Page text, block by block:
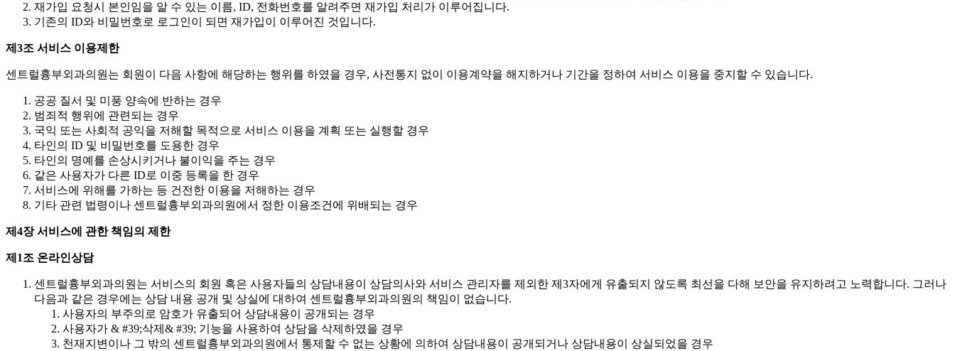
재가입 요청시 본인임을 알 수 있는 이름, ID, 전화번호를 알려주면 재가입 처리가 이루어집니다.
기존의 ID와 비밀번호로 로그인이 되면 재가입이 이루어진 것입니다.
제3조 서비스 이용제한
센트럴흉부외과의원는 회원이 다음 사항에 해당하는 행위를 하였을 경우, 사전통지 없이 이용계약을 해지하거나 기간을 정하여 서비스 이용을 중지할 수 있습니다.
공공 질서 및 미풍 양속에 반하는 경우
범죄적 행위에 관련되는 경우
국익 또는 사회적 공익을 저해할 목적으로 서비스 이용을 계획 또는 실행할 경우
타인의 ID 및 비밀번호를 도용한 경우
타인의 명예를 손상시키거나 불이익을 주는 경우
같은 사용자가 다른 ID로 이중 등록을 한 경우
서비스에 위해를 가하는 등 건전한 이용을 저해하는 경우
기타 관련 법령이나 센트럴흉부외과의원에서 정한 이용조건에 위배되는 경우
제4장 서비스에 관한 책임의 제한
제1조 온라인상담
센트럴흉부외과의원는 서비스의 회원 혹은 사용자들의 상담내용이 상담의사와 서비스 관리자를 제외한 제3자에게 유출되지 않도록 최선을 다해 보안을 유지하려고 노력합니다. 그러나
다음과 같은 경우에는 상담 내용 공개 및 상실에 대하여 센트럴흉부외과의원의 책임이 없습니다.
사용자의 부주의로 암호가 유출되어 상담내용이 공개되는 경우
사용자가 & #39;삭제& #39; 기능을 사용하여 상담을 삭제하였을 경우
천재지변이나 그 밖의 센트럴흉부외과의원에서 통제할 수 없는 상황에 의하여 상담내용이 공개되거나 상담내용이 상실되었을 경우